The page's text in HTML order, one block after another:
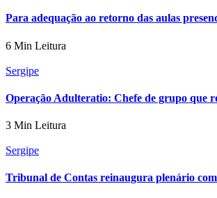
Para adequação ao retorno das aulas
6 Min Leitura
Sergipe
Operação Adulteratio: Chefe de grupo que
3 Min Leitura
Sergipe
Tribunal de Contas reinaugura plenário